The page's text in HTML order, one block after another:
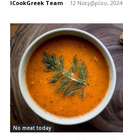
ICookGreek Team - 12 Νοεμβρίου, 2024
No meat today